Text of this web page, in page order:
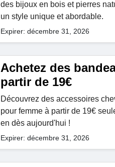
des bijoux en bois et pierres
un style unique et abordable.
Expirer: décembre 31, 2026
Achetez des
partir de 19€
Découvrez des accessoires
pour femme à partir de 19€
en dès aujourd'hui !
Expirer: décembre 31, 2026